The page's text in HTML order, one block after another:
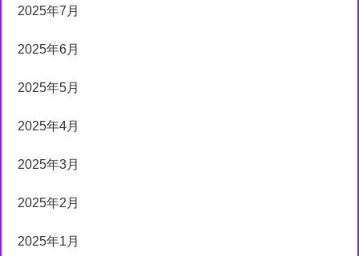
2025年7月
2025年6月
2025年5月
2025年4月
2025年3月
2025年2月
2025年1月